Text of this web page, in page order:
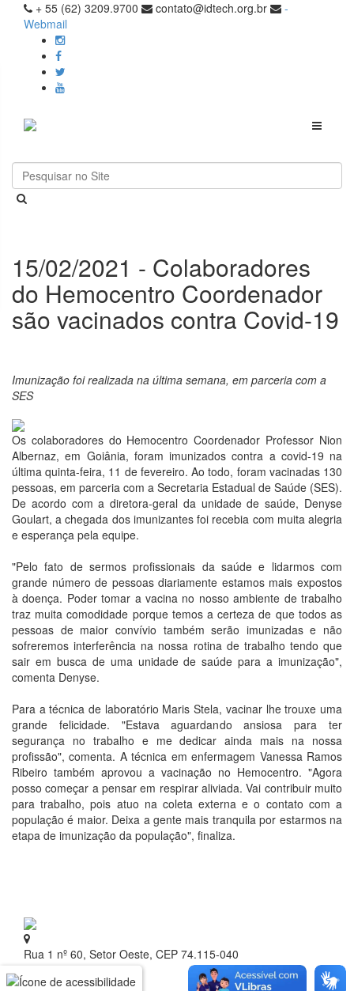
+ 55 (62) 3209.9700 contato@idtech.org.br
-
Webmail
Toggle
15/02/2021 - Colaboradores
do Hemocentro Coordenador
são vacinados contra Covid-19
Imunização foi realizada na última semana, em parceria com a
SES
Os colaboradores do Hemocentro Coordenador Professor Nion
Albernaz, em Goiânia, foram imunizados contra a covid-19 na
última quinta-feira, 11 de fevereiro. Ao todo, foram vacinadas 130
pessoas, em parceria com a Secretaria Estadual de Saúde (SES).
De acordo com a diretora-geral da unidade de saúde, Denyse
Goulart, a chegada dos imunizantes foi recebia com muita alegria
e esperança pela equipe.
"Pelo fato de sermos profissionais da saúde e lidarmos com
grande número de pessoas diariamente estamos mais expostos
à doença. Poder tomar a vacina no nosso ambiente de trabalho
traz muita comodidade porque temos a certeza de que todos as
pessoas de maior convívio também serão imunizadas e não
sofreremos interferência na nossa rotina de trabalho tendo que
sair em busca de uma unidade de saúde para a imunização",
comenta Denyse.
Para a técnica de laboratório Maris Stela, vacinar lhe trouxe uma
grande felicidade. "Estava aguardando ansiosa para ter
segurança no trabalho e me dedicar ainda mais na nossa
profissão", comenta. A técnica em enfermagem Vanessa Ramos
Ribeiro também aprovou a vacinação no Hemocentro. "Agora
posso começar a pensar em respirar aliviada. Vai contribuir muito
para trabalho, pois atuo na coleta externa e o contato com a
população é maior. Deixa a gente mais tranquila por estarmos na
etapa de imunização da população", finaliza.
Rua 1 nº 60, Setor Oeste, CEP 74.115-040